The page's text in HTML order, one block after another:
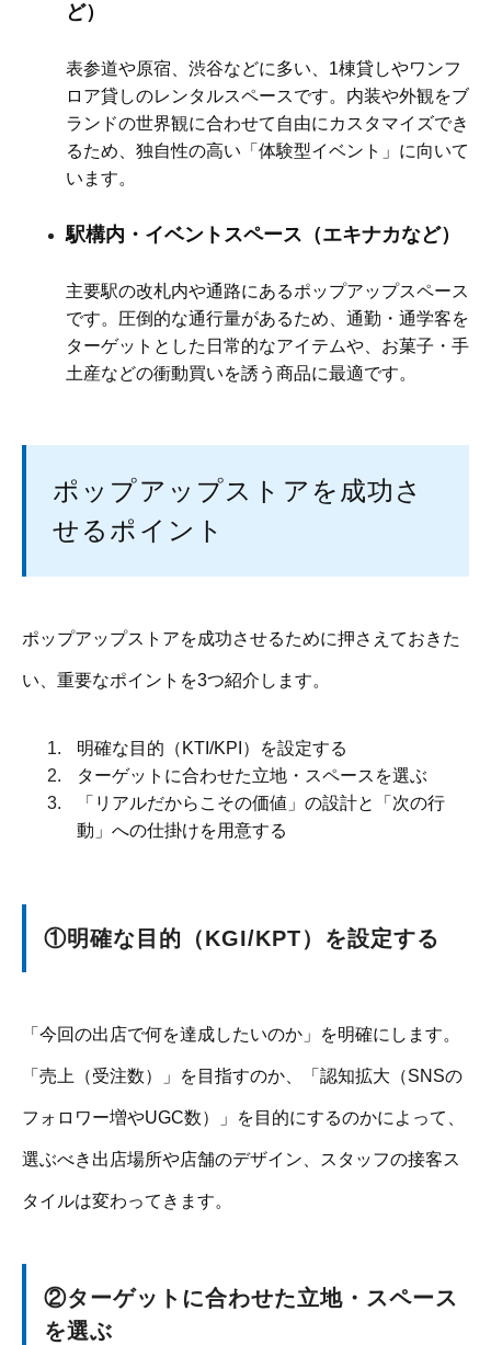
ど）
表参道や原宿、渋谷などに多い、1棟貸しやワンフ
ロア貸しのレンタルスペースです。内装や外観をブ
ランドの世界観に合わせて自由にカスタマイズでき
るため、独自性の高い「体験型イベント」に向いて
います。
駅構内・イベントスペース（エキナカなど）
主要駅の改札内や通路にあるポップアップスペース
です。圧倒的な通行量があるため、通勤・通学客を
ターゲットとした日常的なアイテムや、お菓子・手
土産などの衝動買いを誘う商品に最適です。
ポップアップストアを成功さ
せるポイント
ポップアップストアを成功させるために押さえておきた
い、重要なポイントを3つ紹介します。
明確な目的（KTI/KPI）を設定する
ターゲットに合わせた立地・スペースを選ぶ
「リアルだからこその価値」の設計と「次の行
動」への仕掛けを用意する
①明確な目的（KGI/KPT）を設定する
「今回の出店で何を達成したいのか」を明確にします。
「売上（受注数）」を目指すのか、「認知拡大（SNSの
フォロワー増やUGC数）」を目的にするのかによって、
選ぶべき出店場所や店舗のデザイン、スタッフの接客ス
タイルは変わってきます。
②ターゲットに合わせた立地・スペース
を選ぶ